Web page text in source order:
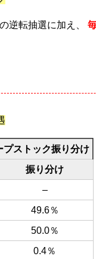
逆転抽選に加え、
プストック振り分け
振り分け
–
49.6％
50.0％
0.4％